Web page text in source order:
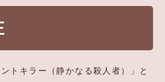
トキラー（静かなる殺人者）」と